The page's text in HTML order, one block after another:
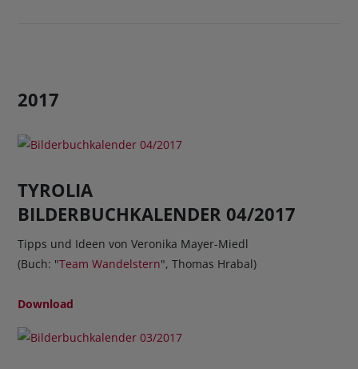
2017
TYROLIA
BILDERBUCHKALENDER 04/2017
Tipps und Ideen von Veronika Mayer-Miedl
(Buch: "Team Wandelstern", Thomas Hrabal)
Download